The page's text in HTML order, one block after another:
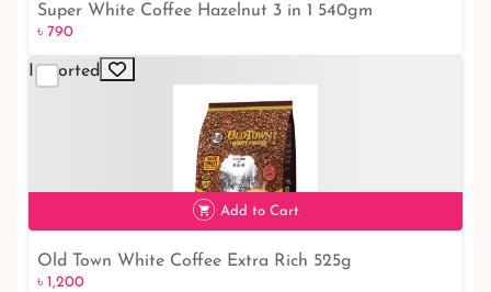
৳ 790
Super White Coffee Hazelnut 3 in 1 540gm
৳ 790
Imported
৳ 1,200
Add to Cart
Old Town White Coffee Extra Rich 525g
৳ 1,200